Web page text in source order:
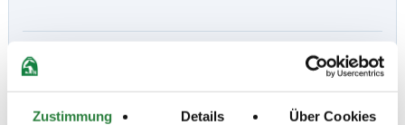
Zustimmung Details Über Cookies
Vorläufige Zeitenteilung:
Di. vorm.: 1; nachm.: 2,3
Mi. vorm.: 4; nachm.: 5,6